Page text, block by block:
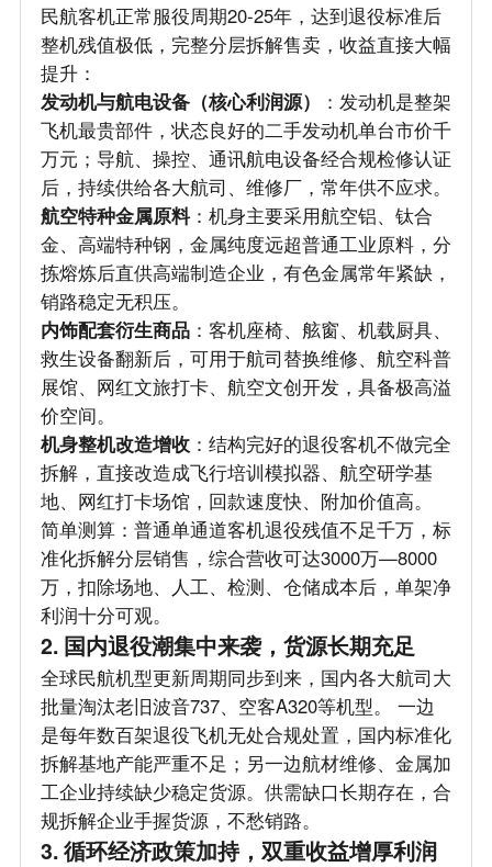
民航客机正常服役周期20-25年，达到退役标准后
整机残值极低，完整分层拆解售卖，收益直接大幅
提升：
发动机与航电设备（核心利润源）
：发动机是整架
飞机最贵部件，状态良好的二手发动机单台市价千
万元；导航、操控、通讯航电设备经合规检修认证
后，持续供给各大航司、维修厂，常年供不应求。
航空特种金属原料：机身主要采用航空铝、钛合
金、高端特种钢，金属纯度远超普通工业原料，分
拣熔炼后直供高端制造企业，有色金属常年紧缺，
销路稳定无积压。
内饰配套衍生商品：客机座椅、舷窗、机载厨具、
救生设备翻新后，可用于航司替换维修、航空科普
展馆、网红文旅打卡、航空文创开发，具备极高溢
价空间。
机身整机改造增收：结构完好的退役客机不做完全
拆解，直接改造成飞行培训模拟器、航空研学基
地、网红打卡场馆，回款速度快、附加价值高。
简单测算：普通单通道客机退役残值不足千万，标
准化拆解分层销售，综合营收可达3000万—8000
万，扣除场地、人工、检测、仓储成本后，单架净
利润十分可观。
2. 国内退役潮集中来袭，货源长期充足
全球民航机型更新周期同步到来，国内各大航司大
批量淘汰老旧波音737、空客A320等机型。 一边
是每年数百架退役飞机无处合规处置，国内标准化
拆解基地产能严重不足；另一边航材维修、金属加
工企业持续缺少稳定货源。供需缺口长期存在，合
规拆解企业手握货源，不愁销路。
3. 循环经济政策加持，双重收益增厚利润